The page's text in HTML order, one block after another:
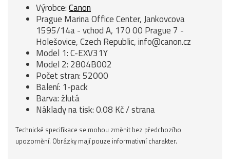
Výrobce:Canon
Prague Marina Office Center, Jankovcova
1595/14a - vchod A, 170 00 Prague 7 -
Holešovice, Czech Republic, info@canon.cz
Model 1: C-EXV31Y
Model 2: 2804B002
Počet stran: 52000
Balení: 1-pack
Barva: žlutá
Náklady na tisk: 0.08 Kč / strana
Technické specifikace se mohou změnit bez předchozího
upozornění. Obrázky mají pouze informativní charakter.